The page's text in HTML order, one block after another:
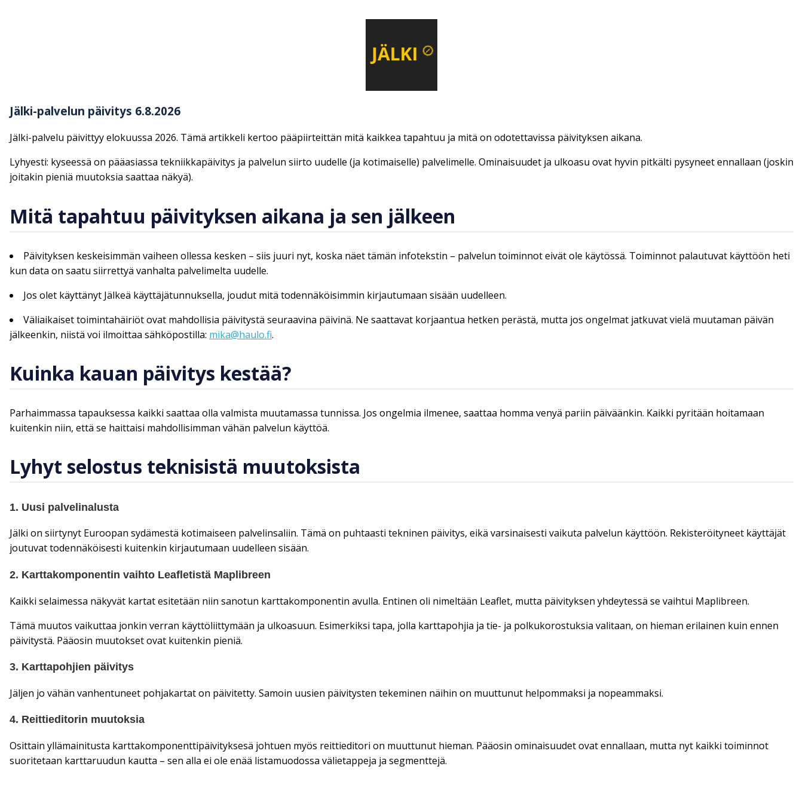
Jälki-palvelun päivitys 6.8.2026
Jälki-palvelu päivittyy elokuussa 2026. Tämä artikkeli kertoo pääpiirteittän mitä kaikkea tapahtuu ja mitä on odotettavissa päivityksen aikana.
Lyhyesti: kyseessä on pääasiassa tekniikkapäivitys ja palvelun siirto uudelle (ja kotimaiselle) palvelimelle. Ominaisuudet ja ulkoasu ovat hyvin pitkälti pysyneet ennallaan (joskin
joitakin pieniä muutoksia saattaa näkyä).
Mitä tapahtuu päivityksen aikana ja sen jälkeen
Päivityksen keskeisimmän vaiheen ollessa kesken – siis juuri nyt, koska näet tämän infotekstin – palvelun toiminnot eivät ole käytössä. Toiminnot palautuvat käyttöön heti
kun data on saatu siirrettyä vanhalta palvelimelta uudelle.
Jos olet käyttänyt Jälkeä käyttäjätunnuksella, joudut mitä todennäköisimmin kirjautumaan sisään uudelleen.
Väliaikaiset toimintahäiriöt ovat mahdollisia päivitystä seuraavina päivinä. Ne saattavat korjaantua hetken perästä, mutta jos ongelmat jatkuvat vielä muutaman päivän
jälkeenkin, niistä voi ilmoittaa sähköpostilla: mika@haulo.fi.
Kuinka kauan päivitys kestää?
Parhaimmassa tapauksessa kaikki saattaa olla valmista muutamassa tunnissa. Jos ongelmia ilmenee, saattaa homma venyä pariin päiväänkin. Kaikki pyritään hoitamaan
kuitenkin niin, että se haittaisi mahdollisimman vähän palvelun käyttöä.
Lyhyt selostus teknisistä muutoksista
1. Uusi palvelinalusta
Jälki on siirtynyt Euroopan sydämestä kotimaiseen palvelinsaliin. Tämä on puhtaasti tekninen päivitys, eikä varsinaisesti vaikuta palvelun käyttöön. Rekisteröityneet käyttäjät
joutuvat todennäköisesti kuitenkin kirjautumaan uudelleen sisään.
2. Karttakomponentin vaihto Leafletistä Maplibreen
Kaikki selaimessa näkyvät kartat esitetään niin sanotun karttakomponentin avulla. Entinen oli nimeltään Leaflet, mutta päivityksen yhdeytessä se vaihtui Maplibreen.
Tämä muutos vaikuttaa jonkin verran käyttöliittymään ja ulkoasuun. Esimerkiksi tapa, jolla karttapohjia ja tie- ja polkukorostuksia valitaan, on hieman erilainen kuin ennen
päivitystä. Pääosin muutokset ovat kuitenkin pieniä.
3. Karttapohjien päivitys
Jäljen jo vähän vanhentuneet pohjakartat on päivitetty. Samoin uusien päivitysten tekeminen näihin on muuttunut helpommaksi ja nopeammaksi.
4. Reittieditorin muutoksia
Osittain yllämainitusta karttakomponenttipäivityksesä johtuen myös reittieditori on muuttunut hieman. Pääosin ominaisuudet ovat ennallaan, mutta nyt kaikki toiminnot
suoritetaan karttaruudun kautta – sen alla ei ole enää listamuodossa välietappeja ja segmenttejä.